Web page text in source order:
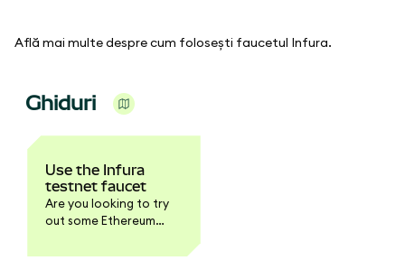
Află mai multe despre cum folosești faucetul Infura.
Ghiduri
Use the Infura
testnet faucet
Are you looking to try
out some Ethereum
but don't have any test